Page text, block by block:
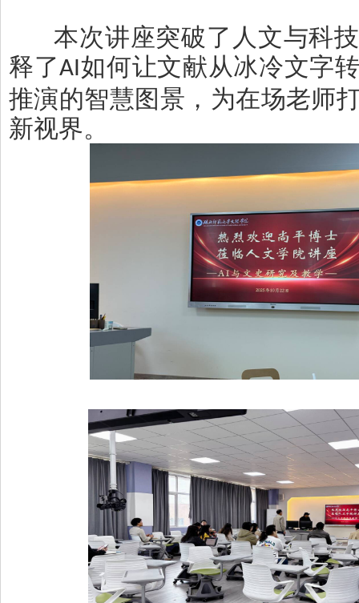
本次讲座突破了人文与科
释了AI如何让文献从冰冷文字
推演的智慧图景，为在场老师
新视界。